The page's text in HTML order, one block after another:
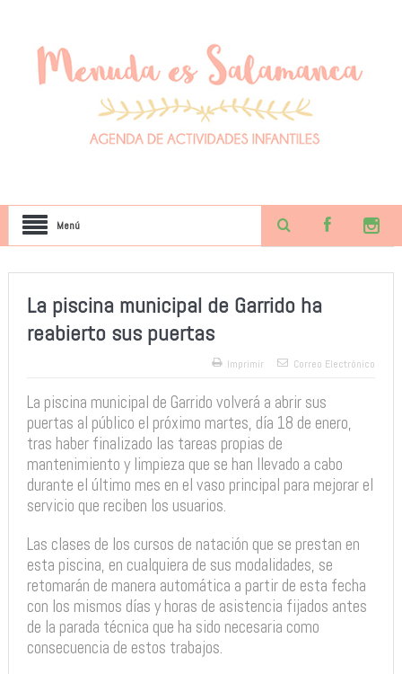
Menú
La piscina municipal de Garrido ha
reabierto sus puertas
Imprimir Correo Electrónico
La piscina municipal de Garrido volverá a abrir sus
puertas al público el próximo martes, día 18 de enero,
tras haber finalizado las tareas propias de
mantenimiento y limpieza que se han llevado a cabo
durante el último mes en el vaso principal para mejorar el
servicio que reciben los usuarios.
Las clases de los cursos de natación que se prestan en
esta piscina, en cualquiera de sus modalidades, se
retomarán de manera automática a partir de esta fecha
con los mismos días y horas de asistencia fijados antes
de la parada técnica que ha sido necesaria como
consecuencia de estos trabajos.